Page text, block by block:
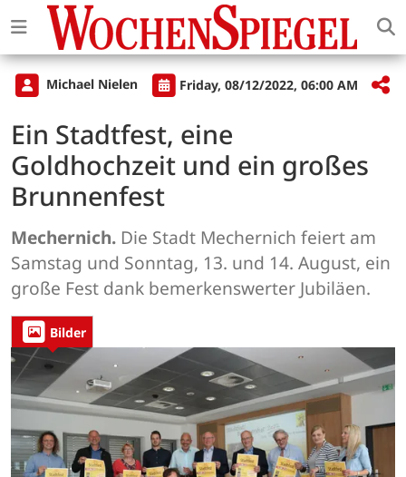
Michael Nielen Friday, 08/12/2022, 06:00 AM
Ein Stadtfest, eine
Goldhochzeit und ein großes
Brunnenfest
Mechernich. Die Stadt Mechernich feiert am
Samstag und Sonntag, 13. und 14. August, ein
große Fest dank bemerkenswerter Jubiläen.
Bilder